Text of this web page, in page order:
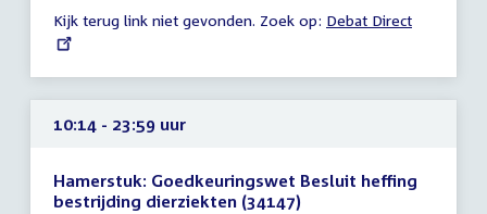
23:59
uur
Kijk terug link niet gevonden. Zoek op: External
Debat Direct
10:14 - 23:59 uur
Hamerstuk: Goedkeuringswet Besluit heffing
bestrijding dierziekten (34147)